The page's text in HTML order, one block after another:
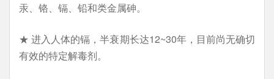
汞、铬、镉、铅和类金属砷。
★ 进入人体的镉，半衰期长达12~30年，目前尚无确切
有效的特定解毒剂。